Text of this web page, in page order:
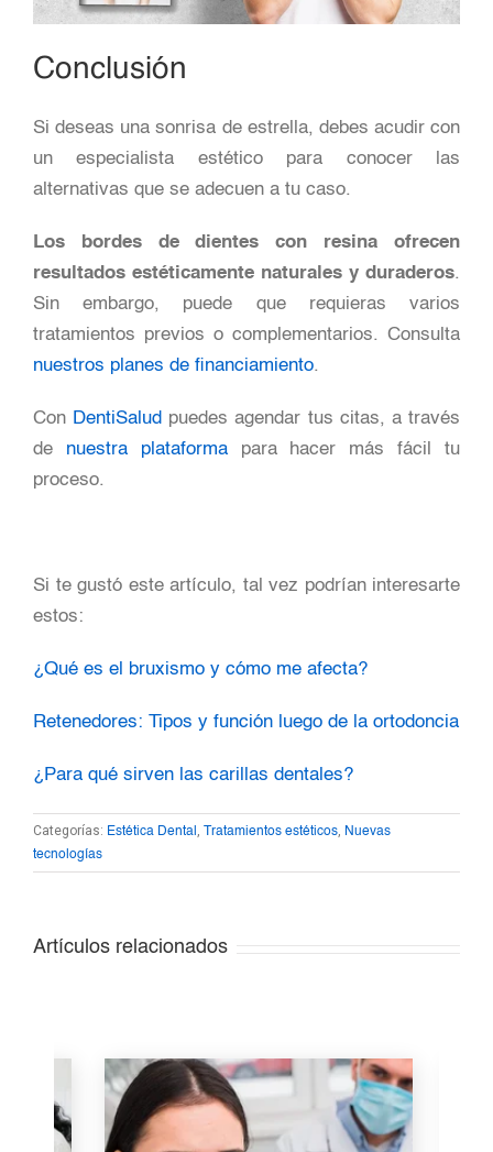
Conclusión
Si deseas una sonrisa de estrella, debes acudir con
un especialista estético para conocer las
alternativas que se adecuen a tu caso.
Los bordes de dientes con resina ofrecen
resultados estéticamente naturales y duraderos.
Sin embargo, puede que requieras varios
tratamientos previos o complementarios. Consulta
nuestros planes de financiamiento.
Con DentiSalud puedes agendar tus citas, a través
de nuestra plataformapara hacer más fácil tu
proceso.
Si te gustó este artículo, tal vez podrían interesarte
estos:
¿Qué es el bruxismo y cómo me afecta?
Retenedores: Tipos y función luego de la ortodoncia
¿Para qué sirven las carillas dentales?
Categorías: Estética Dental , Tratamientos estéticos, Nuevas
tecnologías
Artículos relacionados